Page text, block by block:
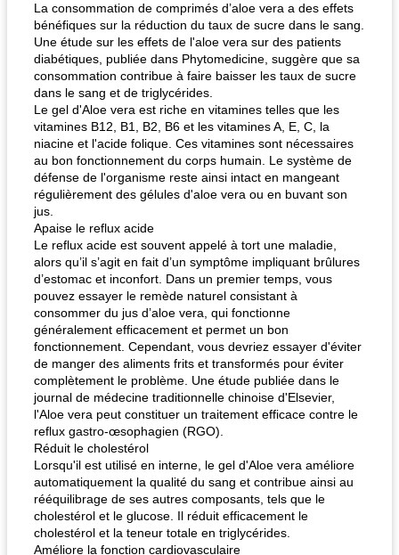
La consommation de comprimés d’aloe vera a des effets
bénéfiques sur la réduction du taux de sucre dans le sang.
Une étude sur les effets de l'aloe vera sur des patients
diabétiques, publiée dans Phytomedicine, suggère que sa
consommation contribue à faire baisser les taux de sucre
dans le sang et de triglycérides.
Le gel d'Aloe vera est riche en vitamines telles que les
vitamines B12, B1, B2, B6 et les vitamines A, E, C, la
niacine et l'acide folique. Ces vitamines sont nécessaires
au bon fonctionnement du corps humain. Le système de
défense de l'organisme reste ainsi intact en mangeant
régulièrement des gélules d'aloe vera ou en buvant son
jus.
Apaise le reflux acide
Le reflux acide est souvent appelé à tort une maladie,
alors qu’il s’agit en fait d’un symptôme impliquant brûlures
d’estomac et inconfort. Dans un premier temps, vous
pouvez essayer le remède naturel consistant à
consommer du jus d’aloe vera, qui fonctionne
généralement efficacement et permet un bon
fonctionnement. Cependant, vous devriez essayer d'éviter
de manger des aliments frits et transformés pour éviter
complètement le problème. Une étude publiée dans le
journal de médecine traditionnelle chinoise d'Elsevier,
l'Aloe vera peut constituer un traitement efficace contre le
reflux gastro-œsophagien (RGO).
Réduit le cholestérol
Lorsqu'il est utilisé en interne, le gel d'Aloe vera améliore
automatiquement la qualité du sang et contribue ainsi au
rééquilibrage de ses autres composants, tels que le
cholestérol et le glucose. Il réduit efficacement le
cholestérol et la teneur totale en triglycérides.
Améliore la fonction cardiovasculaire